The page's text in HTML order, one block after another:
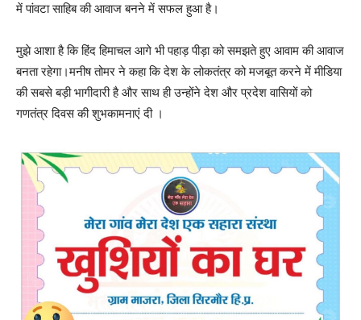
में पांवटा साहिब की आवाज बनने में सफल हुआ है।
मुझे आशा है कि हिंद हिमाचल आगे भी पहाड़ पीड़ा को समझते हुए आवाम की आवाज
बनता रहेगा।मनीष तोमर ने कहा कि देश के लोकतंत्र को मजबूत करने में मीडिया
की सबसे बड़ी भागीदारी है और साथ ही उन्होंने देश और प्रदेश वासियों को
गणतंत्र दिवस की शुभकामनाएं दी ।